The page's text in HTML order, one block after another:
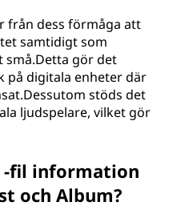
från dess förmåga att
samtidigt som
gör det
på digitala enheter där
stöds det
ljudspelare, vilket gör
-fil information
och Album?